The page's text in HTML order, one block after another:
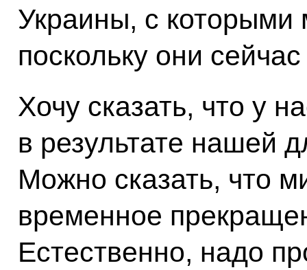
Украины, с которыми
поскольку они
Хочу сказать, что у
в результате нашей
Можно сказать, что
временное
Естественно, надо